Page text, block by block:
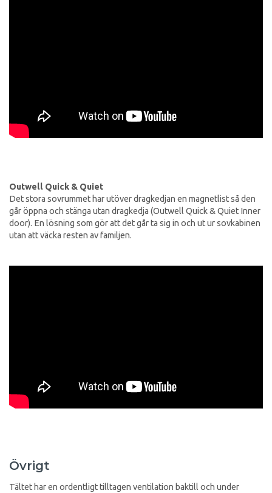
Outwell Quick & Quiet
Det stora sovrummet har utöver dragkedjan en magnetlist så den
går öppna och stänga utan dragkedja (Outwell Quick & Quiet Inner
door). En lösning som gör att det går ta sig in och ut ur sovkabinen
utan att väcka resten av familjen.
Övrigt
Tältet har en ordentligt tilltagen ventilation baktill och under